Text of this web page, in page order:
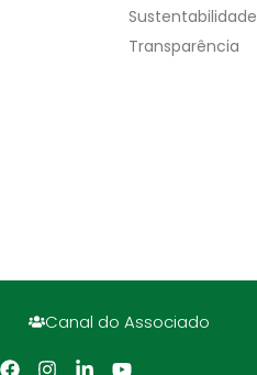
Sustentabilidade
Transparência
Canal do Associado